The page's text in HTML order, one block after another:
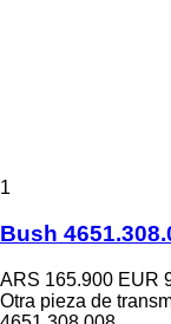
1
Bush
ARS 165.900 EUR
Otra pieza de